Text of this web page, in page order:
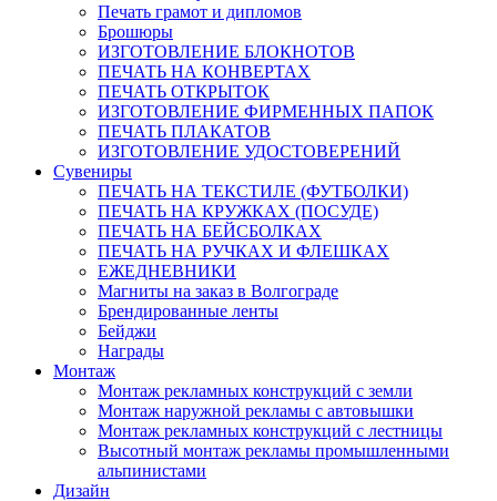
Печать грамот и дипломов
Брошюры
ИЗГОТОВЛЕНИЕ БЛОКНОТОВ
ПЕЧАТЬ НА КОНВЕРТАХ
ПЕЧАТЬ ОТКРЫТОК
ИЗГОТОВЛЕНИЕ ФИРМЕННЫХ ПАПОК
ПЕЧАТЬ ПЛАКАТОВ
ИЗГОТОВЛЕНИЕ УДОСТОВЕРЕНИЙ
Сувениры
ПЕЧАТЬ НА ТЕКСТИЛЕ (ФУТБОЛКИ)
ПЕЧАТЬ НА КРУЖКАХ (ПОСУДЕ)
ПЕЧАТЬ НА БЕЙСБОЛКАХ
ПЕЧАТЬ НА РУЧКАХ И ФЛЕШКАХ
ЕЖЕДНЕВНИКИ
Магниты на заказ в Волгограде
Брендированные ленты
Бейджи
Награды
Монтаж
Монтаж рекламных конструкций с земли
Монтаж наружной рекламы с автовышки
Монтаж рекламных конструкций с лестницы
Высотный монтаж рекламы промышленными
альпинистами
Дизайн